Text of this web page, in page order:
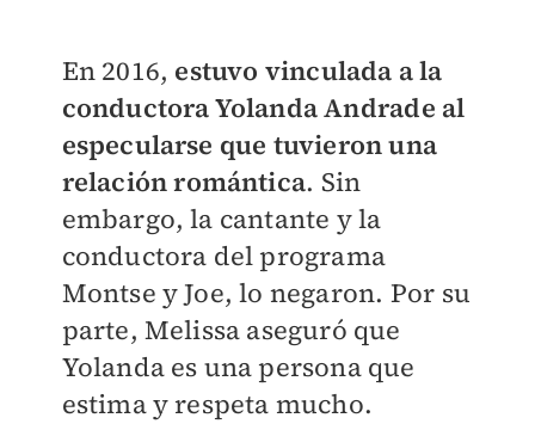
En 2016, estuvo vinculada a la
conductora Yolanda Andrade al
especularse que tuvieron una
relación romántica. Sin
embargo, la cantante y la
conductora del programa
Montse y Joe, lo negaron. Por su
parte, Melissa aseguró que
Yolanda es una persona que
estima y respeta mucho.